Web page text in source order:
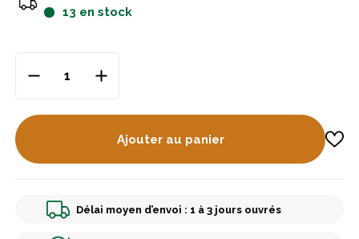
13 en stock
Ajouter au panier
Délai moyen d’envoi : 1 à 3 jours ouvrés